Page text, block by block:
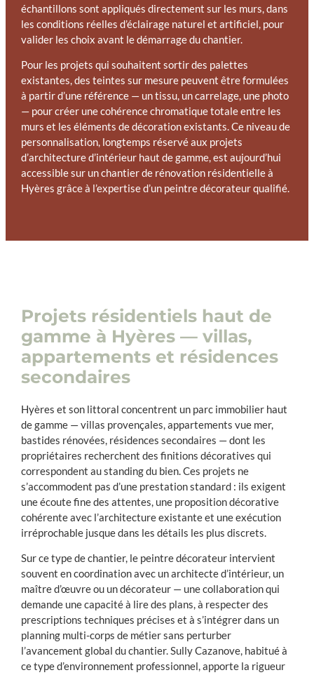
échantillons sont appliqués directement sur les murs, dans
les conditions réelles d’éclairage naturel et artificiel, pour
valider les choix avant le démarrage du chantier.
Pour les projets qui souhaitent sortir des palettes
existantes, des teintes sur mesure peuvent être formulées
à partir d’une référence — un tissu, un carrelage, une photo
— pour créer une cohérence chromatique totale entre les
murs et les éléments de décoration existants. Ce niveau de
personnalisation, longtemps réservé aux projets
d’architecture d’intérieur haut de gamme, est aujourd’hui
accessible sur un chantier de rénovation résidentielle à
Hyères grâce à l’expertise d’un peintre décorateur qualifié.
Projets résidentiels haut de
gamme à Hyères — villas,
appartements et résidences
secondaires
Hyères et son littoral concentrent un parc immobilier haut
de gamme — villas provençales, appartements vue mer,
bastides rénovées, résidences secondaires — dont les
propriétaires recherchent des finitions décoratives qui
correspondent au standing du bien. Ces projets ne
s’accommodent pas d’une prestation standard : ils exigent
une écoute fine des attentes, une proposition décorative
cohérente avec l’architecture existante et une exécution
irréprochable jusque dans les détails les plus discrets.
Sur ce type de chantier, le peintre décorateur intervient
souvent en coordination avec un architecte d’intérieur, un
maître d’œuvre ou un décorateur — une collaboration qui
demande une capacité à lire des plans, à respecter des
prescriptions techniques précises et à s’intégrer dans un
planning multi-corps de métier sans perturber
l’avancement global du chantier. Sully Cazanove, habitué à
ce type d’environnement professionnel, apporte la rigueur